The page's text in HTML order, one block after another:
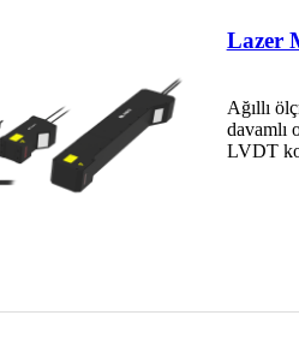
Lazer
Ağıllı
davamlı
LVDT